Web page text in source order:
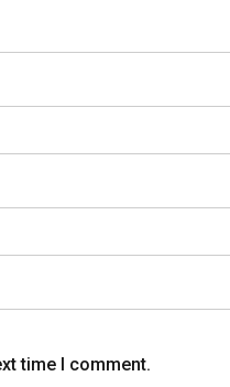
time I comment.